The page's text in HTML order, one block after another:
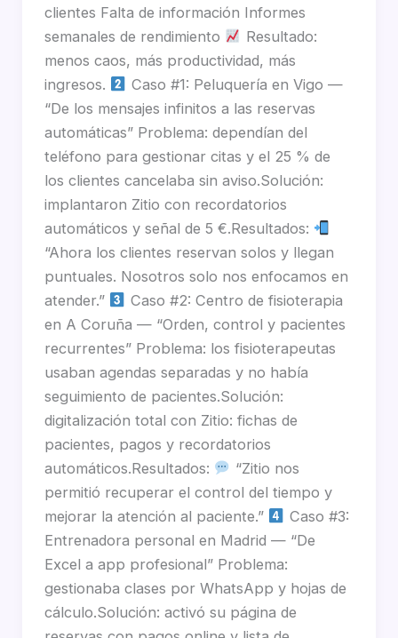
clientes Falta de información Informes
semanales de rendimiento
Resultado:
menos caos, más productividad, más
ingresos.
Caso #1: Peluquería en Vigo —
“De los mensajes infinitos a las reservas
automáticas” Problema: dependían del
teléfono para gestionar citas y el 25 % de
los clientes cancelaba sin aviso.Solución:
implantaron Zitio con recordatorios
automáticos y señal de 5 €.Resultados:
“Ahora los clientes reservan solos y llegan
puntuales. Nosotros solo nos enfocamos en
atender.”
Caso #2: Centro de fisioterapia
en A Coruña — “Orden, control y pacientes
recurrentes” Problema: los fisioterapeutas
usaban agendas separadas y no había
seguimiento de pacientes.Solución:
digitalización total con Zitio: fichas de
pacientes, pagos y recordatorios
automáticos.Resultados:
“Zitio nos
permitió recuperar el control del tiempo y
mejorar la atención al paciente.”
Caso #3:
Entrenadora personal en Madrid — “De
Excel a app profesional” Problema:
gestionaba clases por WhatsApp y hojas de
cálculo.Solución: activó su página de